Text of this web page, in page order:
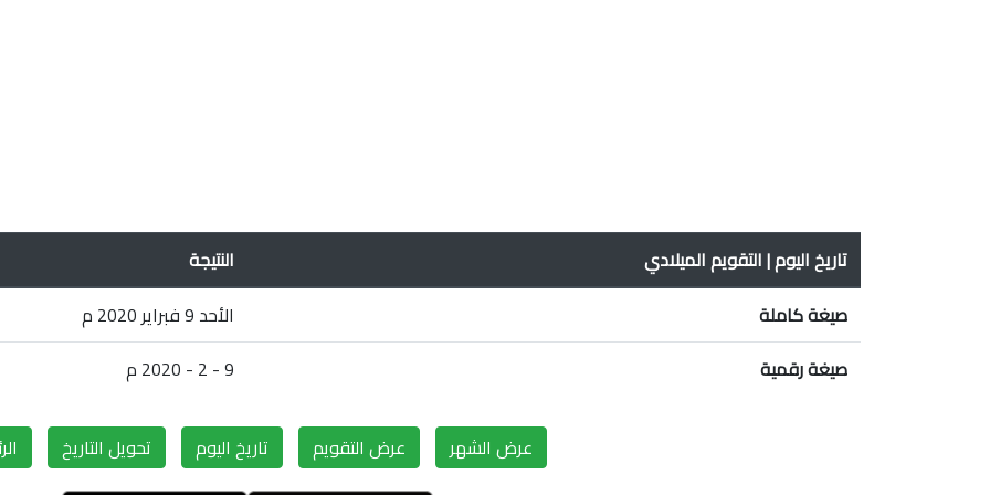
تاريخ اليوم | التقويم الميلادي
النتيجة
صيغة كاملة
الأحد 9 فبراير 2020 م
صيغة رقمية
9 - 2 - 2020 م
عرض الشهر عرض التقويم تاريخ اليوم تحويل التاريخ